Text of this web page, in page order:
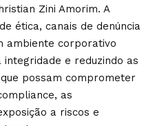
Zini Amorim. A
ética, canais de denúncia
ambiente corporativo
e reduzindo as
possam comprometer
as
a riscos e